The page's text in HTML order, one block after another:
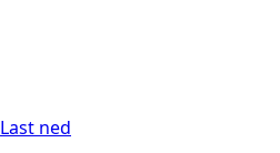
Last ned